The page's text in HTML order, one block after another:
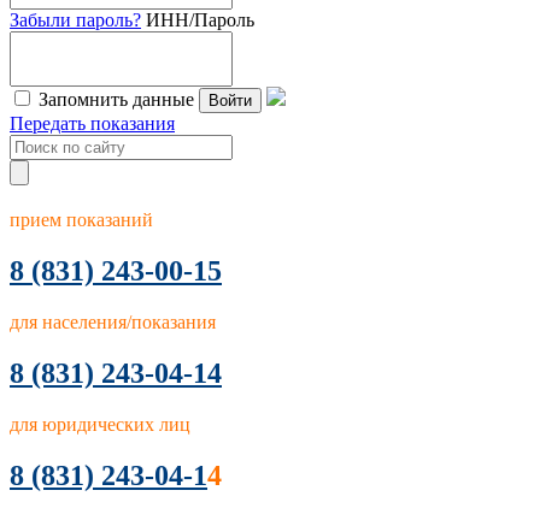
Забыли пароль? ИНН/Пароль
Запомнить данные Войти
Передать показания
прием показаний
8 (831) 243-00-15
для населения/показания
8 (831) 243-04-14
для юридических лиц
8 (831) 243-04-14